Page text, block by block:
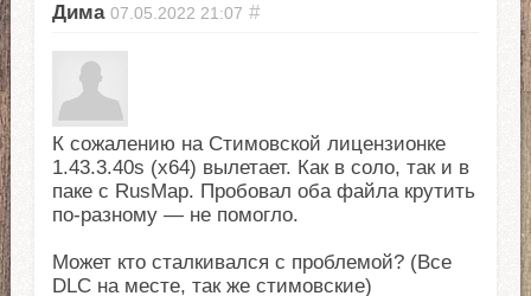
Дима 07.05.2022 21:07 #
К сожалению на Стимовской лицензионке
1.43.3.40s (х64) вылетает. Как в соло, так и в
паке с RusMap. Пробовал оба файла крутить
по-разному — не помогло.
Может кто сталкивался с проблемой? (Все
DLC на месте, так же стимовские)